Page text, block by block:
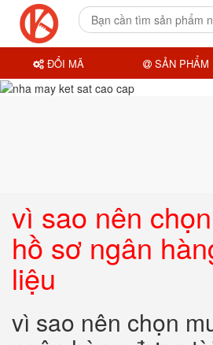
vì sao nên
hồ sơ ngân
liệu
vì sao nên chọn
ĐỔI MÃ SẢN PHẨM